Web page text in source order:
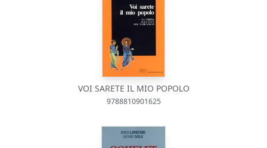
VOI SARETE IL MIO POPOLO
9788810901625